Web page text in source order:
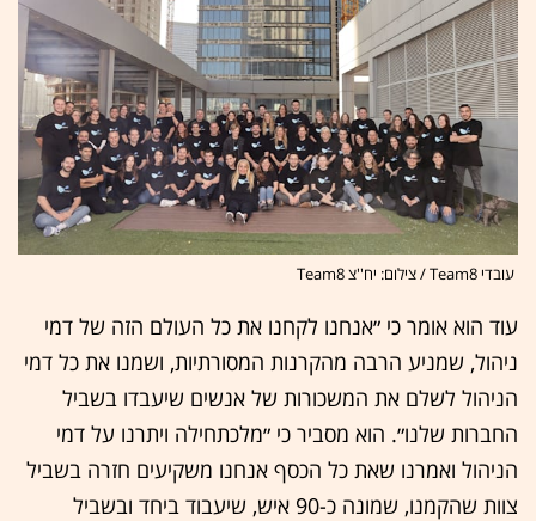
עובדי Team8 / צילום: יח''צ Team8
עוד הוא אומר כי ״אנחנו לקחנו את כל העולם הזה של דמי
ניהול, שמניע הרבה מהקרנות המסורתיות, ושמנו את כל דמי
הניהול לשלם את המשכורות של אנשים שיעבדו בשביל
החברות שלנו״. הוא מסביר כי ״מלכתחילה ויתרנו על דמי
הניהול ואמרנו שאת כל הכסף אנחנו משקיעים חזרה בשביל
צוות שהקמנו, שמונה כ-90 איש, שיעבוד ביחד ובשביל